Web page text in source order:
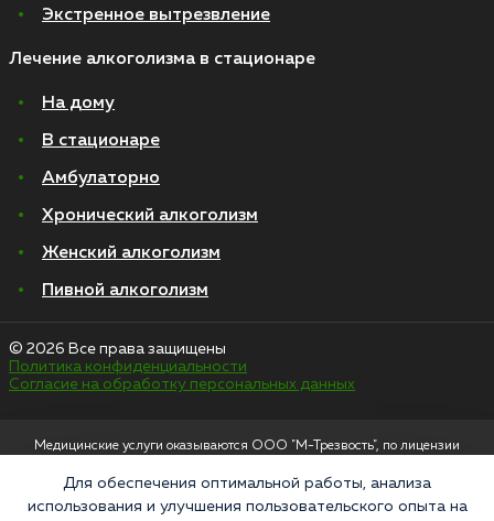
Экстренное вытрезвление
Лечение алкоголизма в стационаре
На дому
В стационаре
Амбулаторно
Хронический алкоголизм
Женский алкоголизм
Пивной алкоголизм
© 2026 Все права защищены
Политика конфиденциальности
Согласие на обработку персональных данных
Медицинские услуги оказываются ООО "М-Трезвость", по лицензии
Москва, улица 8 Марта, 1с12, подъезд 1
«Напоминаем, что сайт https://narkologiya24.clinic против распространения,
Для обеспечения оптимальной работы, анализа
использования и улучшения пользовательского опыта на